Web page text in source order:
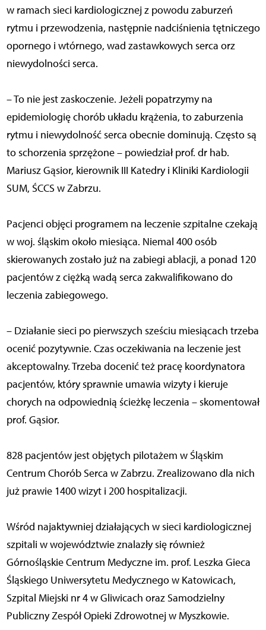
w ramach sieci kardiologicznej z powodu zaburzeń
rytmu i przewodzenia, następnie nadciśnienia tętniczego
opornego i wtórnego, wad zastawkowych serca orz
niewydolności serca.
– To nie jest zaskoczenie. Jeżeli popatrzymy na
epidemiologię chorób układu krążenia, to zaburzenia
rytmu i niewydolność serca obecnie dominują. Często są
to schorzenia sprzężone – powiedział prof. dr hab.
Mariusz Gąsior, kierownik III Katedry i Kliniki Kardiologii
SUM, ŚCCS w Zabrzu.
Pacjenci objęci programem na leczenie szpitalne czekają
w woj. śląskim około miesiąca. Niemal 400 osób
skierowanych zostało już na zabiegi ablacji, a ponad 120
pacjentów z ciężką wadą serca zakwalifikowano do
leczenia zabiegowego.
– Działanie sieci po pierwszych sześciu miesiącach trzeba
ocenić pozytywnie. Czas oczekiwania na leczenie jest
akceptowalny. Trzeba docenić też pracę koordynatora
pacjentów, który sprawnie umawia wizyty i kieruje
chorych na odpowiednią ścieżkę leczenia – skomentował
prof. Gąsior.
828 pacjentów jest objętych pilotażem w Śląskim
Centrum Chorób Serca w Zabrzu. Zrealizowano dla nich
już prawie 1400 wizyt i 200 hospitalizacji.
Wśród najaktywniej działających w sieci kardiologicznej
szpitali w województwie znalazły się również
Górnośląskie Centrum Medyczne im. prof. Leszka Gieca
Śląskiego Uniwersytetu Medycznego w Katowicach,
Szpital Miejski nr 4 w Gliwicach oraz Samodzielny
Publiczny Zespół Opieki Zdrowotnej w Myszkowie.